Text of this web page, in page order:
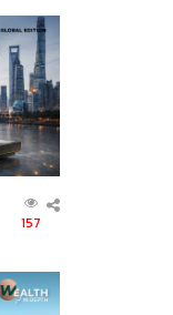
157